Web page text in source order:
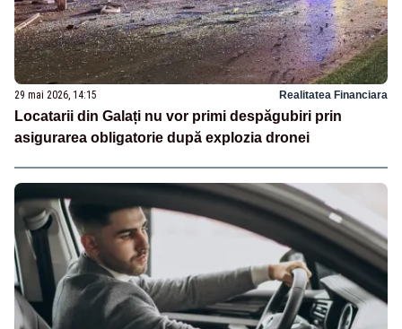
29 mai 2026, 14:15 Realitatea Financiara
Locatarii din Galați nu vor primi despăgubiri prin
asigurarea obligatorie după explozia dronei